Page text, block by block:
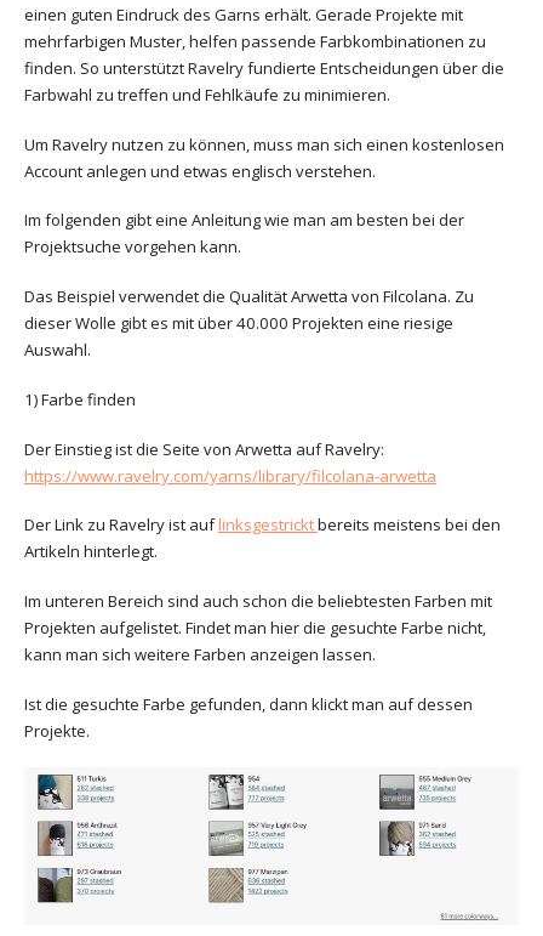
einen guten Eindruck des Garns erhält. Gerade Projekte mit
mehrfarbigen Muster, helfen passende Farbkombinationen zu
finden. So unterstützt Ravelry fundierte Entscheidungen über die
Farbwahl zu treffen und Fehlkäufe zu minimieren.
Um Ravelry nutzen zu können, muss man sich einen kostenlosen
Account anlegen und etwas englisch verstehen.
Im folgenden gibt eine Anleitung wie man am besten bei der
Projektsuche vorgehen kann.
Das Beispiel verwendet die Qualität Arwetta von Filcolana. Zu
dieser Wolle gibt es mit über 40.000 Projekten eine riesige
Auswahl.
1) Farbe finden
Der Einstieg ist die Seite von Arwetta auf Ravelry:
https://www.ravelry.com/yarns/library/filcolana-arwetta
Der Link zu Ravelry ist auflinksgestricktbereits meistens bei den
Artikeln hinterlegt.
Im unteren Bereich sind auch schon die beliebtesten Farben mit
Projekten aufgelistet. Findet man hier die gesuchte Farbe nicht,
kann man sich weitere Farben anzeigen lassen.
Ist die gesuchte Farbe gefunden, dann klickt man auf dessen
Projekte.